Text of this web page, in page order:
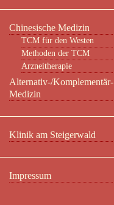
Chinesische Medizin
TCM für den Westen
Methoden der TCM
Arzneitherapie
Alternativ-/Komplementär-
Medizin
Klinik am Steigerwald
Impressum